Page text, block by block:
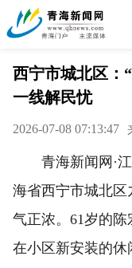
西宁市城北区：
一线解民忧
2026-07-08 07:13:47
青海新闻网·江
海省西宁市城北区
气正浓。61岁的
在小区新安装的